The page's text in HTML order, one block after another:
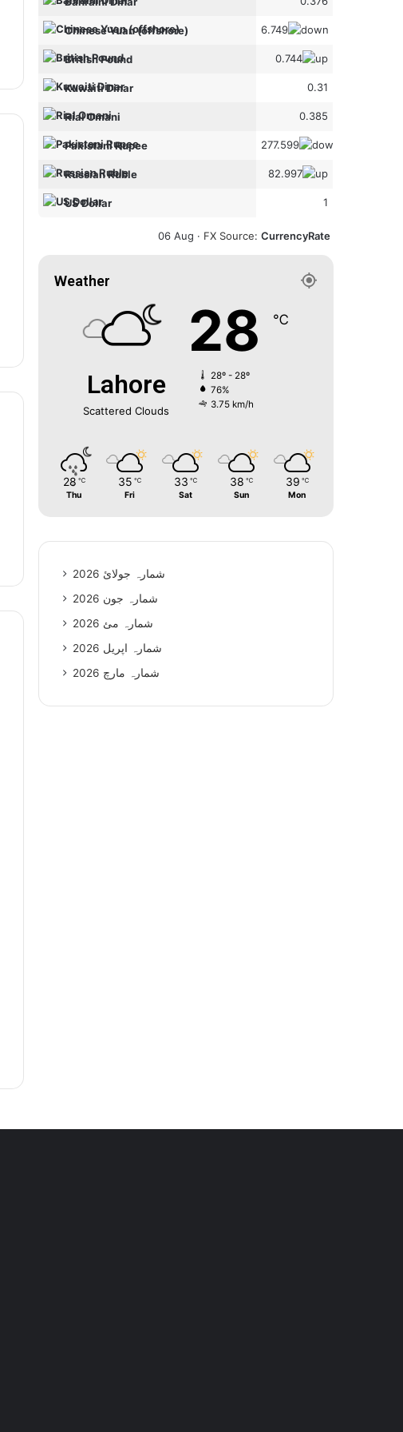
Chinese Yuan (offshore) 6.749
British Pound 0.744
Kuwaiti Dinar 0.31
Rial Omani 0.385
Pakistani Rupee 277.599
Russian Ruble 82.997
US Dollar 1
06 Aug · FX Source: CurrencyRate
Weather
Lahore
Scattered Clouds
28 ℃
28º - 28º
76%
3.75 km/h
28 ℃
Thu
35 ℃
Fri
33 ℃
Sat
38 ℃
Sun
39 ℃
Mon
شمارہ جولائ 2026
شمارہ جون 2026
شمارہ مئ 2026
شمارہ اپریل 2026
شمارہ مارچ 2026